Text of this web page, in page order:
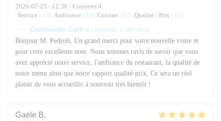
2026-07-25 - 12:30 - Couverts 4
Service : 5/5 Ambiance : 5/5 Cuisine : 5/5 Qualité / Prix : 5/5
Catamaran Café a répondu à cet avis
Bonjour M. Pedroli, Un grand merci pour votre nouvelle visite et
pour cette excellente note. Nous sommes ravis de savoir que vous
avez apprécié notre service, l'ambiance du restaurant, la qualité de
notre menu ainsi que notre rapport qualité-prix. Ce sera un réel
plaisir de vous accueillir à nouveau très bientôt !
Gaele B